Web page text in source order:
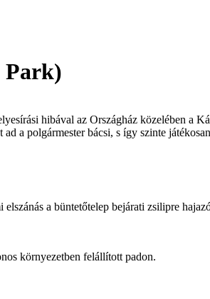
Park)
hibával az Országház közelében
a polgármester bácsi, s így szinte
a büntetőtelep bejárati zsilipre
környezetben felállított padon.